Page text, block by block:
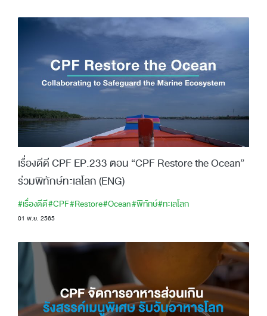
เรื่องดีดี CPF EP.233 ตอน “CPF Restore the Ocean”
ร่วมพิทักษ์ทะเลโลก (ENG)
#เรื่องดีดี#CPF#Restore#Ocean#พิทักษ์#ทะเลโลก
01 พ.ย. 2565